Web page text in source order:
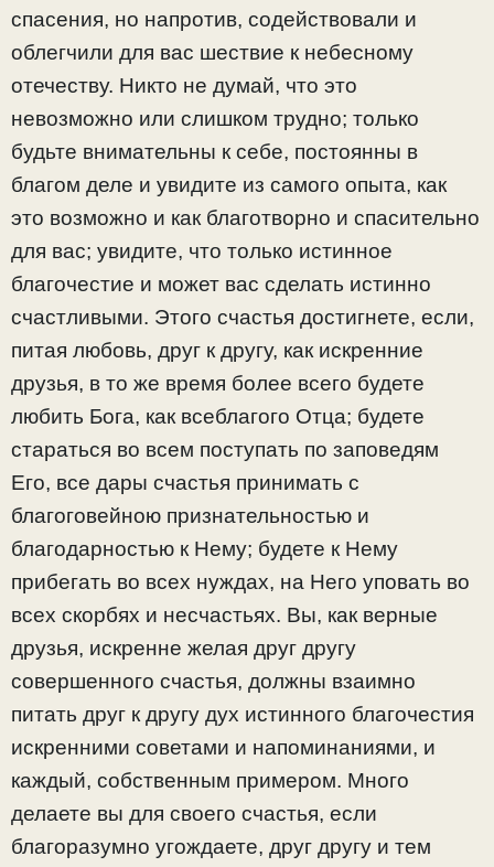
спасения, но напротив, содействовали и
облегчили для вас шествие к небесному
отечеству. Никто не думай, что это
невозможно или слишком трудно; только
будьте внимательны к себе, постоянны в
благом деле и увидите из самого опыта, как
это возможно и как благотворно и спасительно
для вас; увидите, что только истинное
благочестие и может вас сделать истинно
счастливыми. Этого счастья достигнете, если,
питая любовь, друг к другу, как искренние
друзья, в то же время более всего будете
любить Бога, как всеблагого Отца; будете
стараться во всем поступать по заповедям
Его, все дары счастья принимать с
благоговейною признательностью и
благодарностью к Нему; будете к Нему
прибегать во всех нуждах, на Него уповать во
всех скорбях и несчастьях. Вы, как верные
друзья, искренне желая друг другу
совершенного счастья, должны взаимно
питать друг к другу дух истинного благочестия
искренними советами и напоминаниями, и
каждый, собственным примером. Много
делаете вы для своего счастья, если
благоразумно угождаете, друг другу и тем